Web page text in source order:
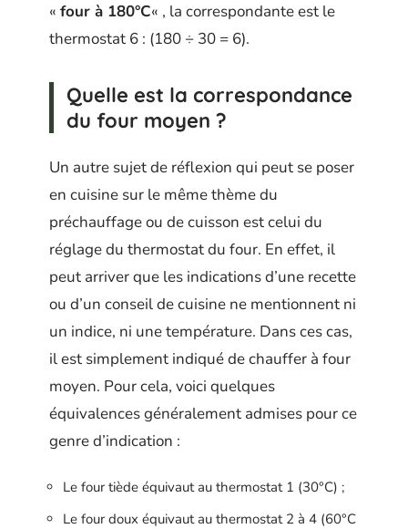
« four à 180°C« , la correspondante est le
thermostat 6 : (180 ÷ 30 = 6).
Quelle est la correspondance
du four moyen ?
Un autre sujet de réflexion qui peut se poser
en cuisine sur le même thème du
préchauffage ou de cuisson est celui du
réglage du thermostat du four. En effet, il
peut arriver que les indications d’une recette
ou d’un conseil de cuisine ne mentionnent ni
un indice, ni une température. Dans ces cas,
il est simplement indiqué de chauffer à four
moyen. Pour cela, voici quelques
équivalences généralement admises pour ce
genre d’indication :
Le four tiède équivaut au thermostat 1 (30°C) ;
Le four doux équivaut au thermostat 2 à 4 (60°C